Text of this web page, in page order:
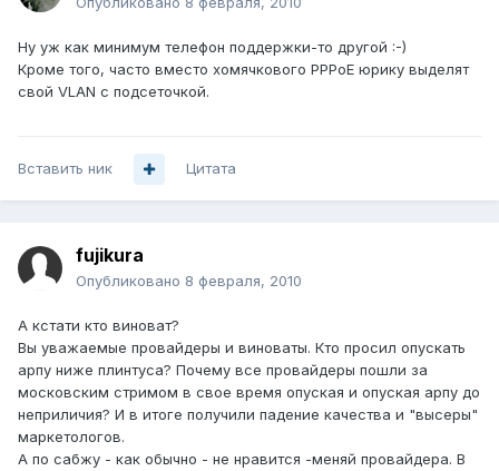
Ну уж как минимум телефон поддержки-то другой :-)
Кроме того, часто вместо хомячкового РРРоЕ юрику выделят
свой VLAN с подсеточкой.
Вставить ник Цитата
fujikura
Опубликовано 8 февраля, 2010
А кстати кто виноват?
Вы уважаемые провайдеры и виноваты. Кто просил опускать
арпу ниже плинтуса? Почему все провайдеры пошли за
московским стримом в свое время опуская и опуская арпу до
неприличия? И в итоге получили падение качества и "высеры"
маркетологов.
А по сабжу - как обычно - не нравится -меняй провайдера. В